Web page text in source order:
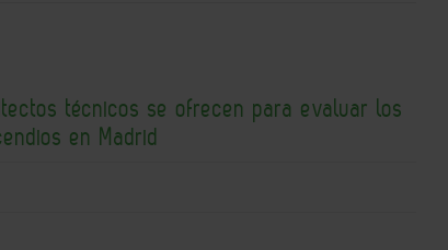
técnicos se ofrecen para evaluar los
en Madrid